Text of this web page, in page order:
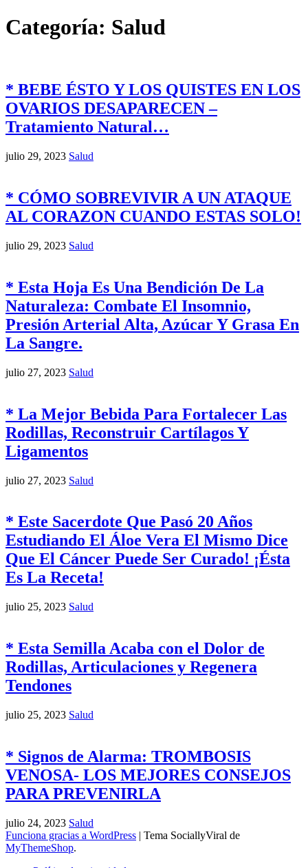
Categoría: Salud
* BEBE ÉSTO Y LOS QUISTES EN LOS
OVARIOS DESAPARECEN –
Tratamiento Natural…
julio 29, 2023 Salud
* CÓMO SOBREVIVIR A UN ATAQUE
AL CORAZON CUANDO ESTAS SOLO!
julio 29, 2023 Salud
* Esta Hoja Es Una Bendición De La
Naturaleza: Combate El Insomnio,
Presión Arterial Alta, Azúcar Y Grasa En
La Sangre.
julio 27, 2023 Salud
* La Mejor Bebida Para Fortalecer Las
Rodillas, Reconstruir Cartílagos Y
Ligamentos
julio 27, 2023 Salud
* Este Sacerdote Que Pasó 20 Años
Estudiando El Áloe Vera El Mismo Dice
Que El Cáncer Puede Ser Curado! ¡Ésta
Es La Receta!
julio 25, 2023 Salud
* Esta Semilla Acaba con el Dolor de
Rodillas, Articulaciones y Regenera
Tendones
julio 25, 2023 Salud
* Signos de Alarma: TROMBOSIS
VENOSA- LOS MEJORES CONSEJOS
PARA PREVENIRLA
julio 24, 2023 Salud
Funciona gracias a WordPress | Tema SociallyViral de
MyThemeShop.